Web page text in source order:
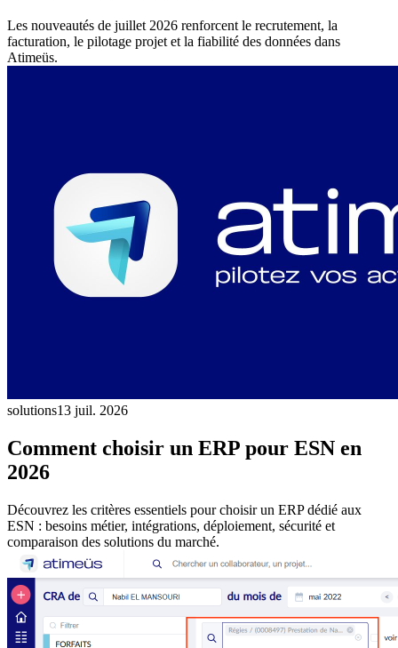
Les nouveautés de juillet 2026 renforcent le recrutement, la
facturation, le pilotage projet et la fiabilité des données dans
Atimeüs.
solutions13 juil. 2026
Comment choisir un ERP pour ESN en
2026
Découvrez les critères essentiels pour choisir un ERP dédié aux
ESN : besoins métier, intégrations, déploiement, sécurité et
comparaison des solutions du marché.